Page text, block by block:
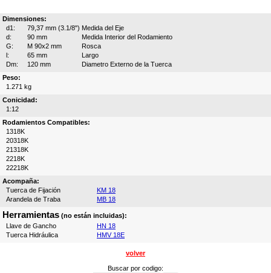
Dimensiones:
d1:
79,37 mm (3.1/8") Medida del Eje
d:
90 mm
Medida Interior del Rodamiento
G:
M 90x2 mm
Rosca
l:
65 mm
Largo
Dm:
120 mm
Diametro Externo de la Tuerca
Peso:
1.271 kg
Conicidad:
1:12
Rodamientos Compatibles:
1318K
20318K
21318K
2218K
22218K
Acompaña:
Tuerca de Fijación
KM 18
Arandela de Traba
MB 18
Herramientas (no están incluidas):
Llave de Gancho
HN 18
Tuerca Hidráulica
HMV 18E
volver
Buscar por codigo: